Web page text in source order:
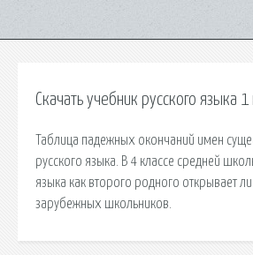
Скачать учебник русского языка 1
Таблица падежных окончаний имен
русского языка. В 4 классе средней
языка как второго родного открывает
зарубежных школьников.